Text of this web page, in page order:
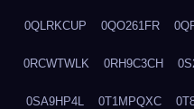
0QLRKCUP 0QO261FR
0RCWTWLK 0RH9C3CH
0SA9HP4L 0T1MPQXC